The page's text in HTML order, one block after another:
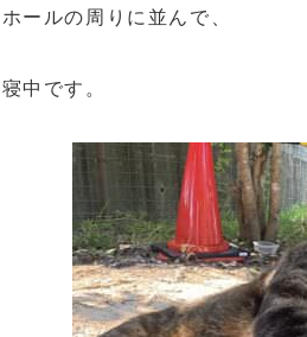
ールの周りに並んで、
中です。